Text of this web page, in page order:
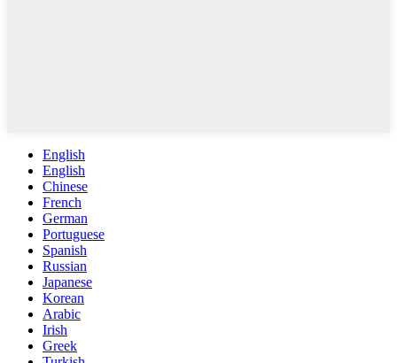
English
English
Chinese
French
German
Portuguese
Spanish
Russian
Japanese
Korean
Arabic
Irish
Greek